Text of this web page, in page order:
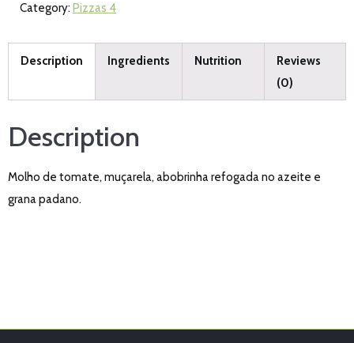
Category: Pizzas 4
Description Ingredients Nutrition
Reviews
(0)
Description
Molho de tomate, muçarela, abobrinha refogada no azeite e
grana padano.